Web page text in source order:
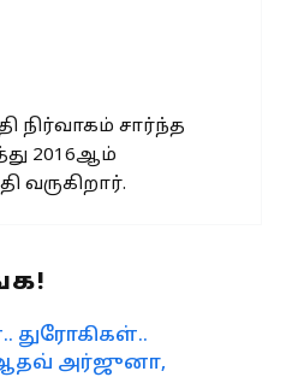
நிர்வாகம் சார்ந்த
2016ஆம்
வருகிறார்.
துரோகிகள்..
ஆதவ் அர்ஜுனா,